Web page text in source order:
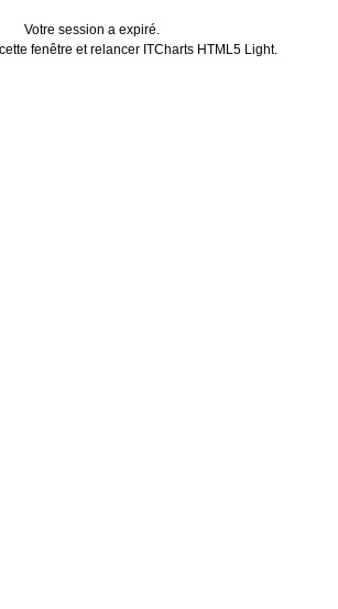
Votre session a expiré.
fenêtre et relancer ITCharts HTML5 Light.